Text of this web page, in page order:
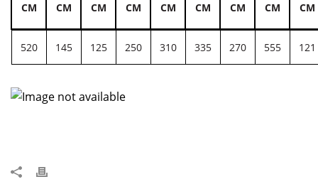
CM
CM
CM
CM
CM
CM
CM
CM
CM
520 145 125 250 310 335 270 555 121